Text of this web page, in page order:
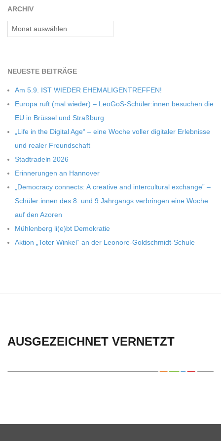
C
H
U
L
E
ARCHIV
Archiv
NEU­ESTE BEITRÄGE
Am 5.9. IST WIEDER EHEMALIGENTREFFEN!
Europa ruft (mal wie­der) – LeoGoS-Schüler:innen besu­chen die
EU in Brüs­sel und Straßburg
„Life in the Digi­tal Age“ – eine Woche vol­ler digi­ta­ler Erleb­nisse
und rea­ler Freundschaft
Stadt­ra­deln 2026
Erin­ne­run­gen an Hannover
„Demo­cracy con­nects: A crea­tive and inter­cul­tu­ral exch­ange” –
Schüler:innen des 8. und 9 Jahr­gangs ver­brin­gen eine Woche
auf den Azoren
Müh­len­berg li(e)bt Demokratie
Aktion „Toter Win­kel“ an der Leonore-Goldschmidt-Schule
AUSGEZEICHNET VERNETZT